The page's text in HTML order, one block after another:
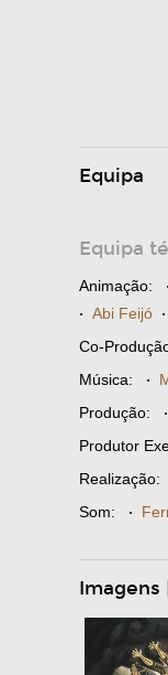
Equipa
Equipa
Animação:
· Abi Feijó ·
Co-
Música: ·
Produção: ·
Produtor
Realização:
Som: ·
Imagens